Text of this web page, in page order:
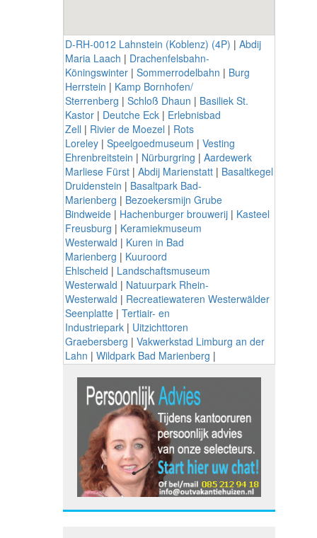
D-RH-0012 Lahnstein (Koblenz) (4P) | Abdij
Maria Laach | Drachenfelsbahn-
Köningswinter | Sommerrodelbahn | Burg
Herrstein | Kamp Bornhofen/
Sterrenberg | Schloß Dhaun | Basiliek St.
Kastor | Deutche Eck | Erlebnisbad
Zell | Rivier de Moezel | Rots
Loreley | Speelgoedmuseum | Vesting
Ehrenbreitstein | Nürburgring | Aardewerk
Marliese Fürst | Abdij Marienstatt | Basaltkegel
Druidenstein | Basaltpark Bad-
Marienberg | Bezoekersmijn Grube
Bindweide | Hachenburger brouwerij | Kasteel
Freusburg | Keramiekmuseum
Westerwald | Kuren in Bad
Marienberg | Kuuroord
Ehlscheid | Landschaftsmuseum
Westerwald | Natuurpark Rhein-
Westerwald | Recreatiewateren Westerwälder
Seenplatte | Tertiair- en
Industriepark | Uitzichttoren
Graebersberg | Vakwerkstad Limburg an der
Lahn | Wildpark Bad Marienberg |